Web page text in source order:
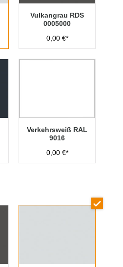
Vulkangrau RDS
0005000
0,00 €*
Verkehrsweiß RAL
9016
0,00 €*